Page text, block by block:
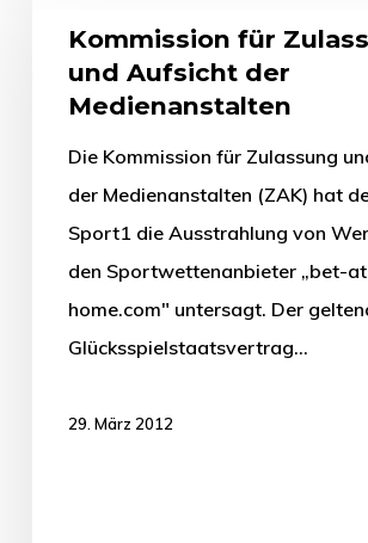
Kommission für
und Aufsicht der
Medienanstalten
Die Kommission für Zulassung
der Medienanstalten (ZAK) hat
Sport1 die Ausstrahlung von
den Sportwettenanbieter „bet-
home.com" untersagt. Der
Glücksspielstaatsvertrag…
29. März 2012